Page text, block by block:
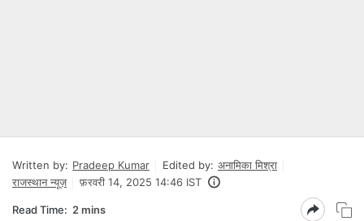
Written by: Pradeep Kumar Edited by: अनामिका मिश्रा
राजस्थान न्यूज़
फ़रवरी 14, 2025 14:46 IST
Read Time: 2 mins